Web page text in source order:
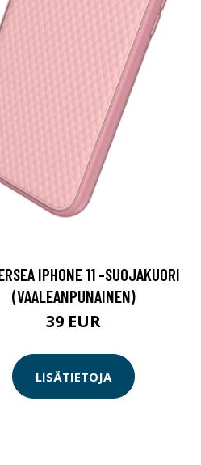
IPHONE 11 -SUOJAKUORI
(VAALEANPUNAINEN)
39 EUR
LISÄTIETOJA